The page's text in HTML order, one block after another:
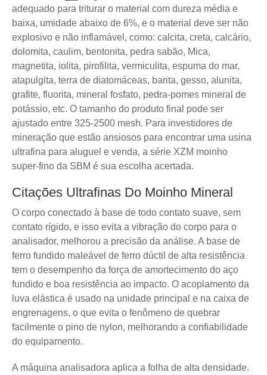
adequado para triturar o material com dureza média e
baixa, umidade abaixo de 6%, e o material deve ser não
explosivo e não inflamável, como: calcita, creta, calcário,
dolomita, caulim, bentonita, pedra sabão, Mica,
magnetita, iolita, pirofilita, vermiculita, espuma do mar,
atapulgita, terra de diatomáceas, barita, gesso, alunita,
grafite, fluorita, mineral fosfato, pedra-pomes mineral de
potássio, etc. O tamanho do produto final pode ser
ajustado entre 325-2500 mesh. Para investidores de
mineração que estão ansiosos para encontrar uma usina
ultrafina para aluguel e venda, a série XZM moinho
super-fino da SBM é sua escolha acertada.
Citações Ultrafinas Do Moinho Mineral
O corpo conectado à base de todo contato suave, sem
contato rígido, e isso evita a vibração do corpo para o
analisador, melhorou a precisão da análise. A base de
ferro fundido maleável de ferro dúctil de alta resistência
tem o desempenho da força de amortecimento do aço
fundido e boa resistência ao impacto. O acoplamento da
luva elástica é usado na unidade principal e na caixa de
engrenagens, o que evita o fenômeno de quebrar
facilmente o pino de nylon, melhorando a confiabilidade
do equipamento.
A máquina analisadora aplica a folha de alta densidade.